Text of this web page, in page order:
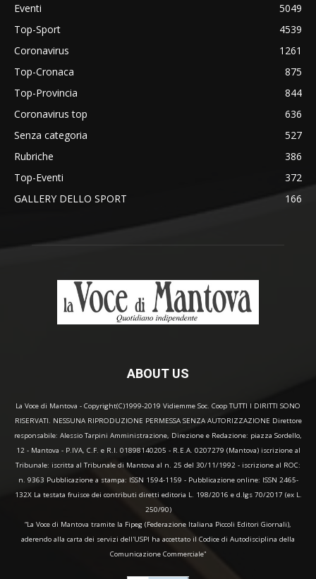
Eventi
5049
Top-Sport
4539
Coronavirus
1261
Top-Cronaca
875
Top-Provincia
844
Coronavirus top
636
Senza categoria
527
Rubriche
386
Top-Eventi
372
GALLERY DELLO SPORT
166
ABOUT US
La Voce di Mantova - Copyright(C)1999-2019 Vidiemme Soc. Coop TUTTI I DIRITTI SONO
RISERVATI. NESSUNA RIPRODUZIONE PERMESSA SENZA AUTORIZZAZIONE Direttore
responsabile: Alessio Tarpini Amministrazione, Direzione e Redazione: piazza Sordello,
12 - Mantova - P.IVA, C.F. e R.I. 01898140205 - R.E.A. 0207279 (Mantova) iscrizione al
Tribunale: iscritta al Tribunale di Mantova al n. 25 del 30/11/1992 - iscrizione al ROC:
n. 9363 Pubblicazione a stampa: ISSN 1594-1159 - Pubblicazione online: ISSN 2465-
132X La testata fruisce dei contributi diretti editoria L. 198/2016 e d.lgs 70/2017 (ex L.
250/90)
“La Voce di Mantova tramite la Fipeg (Federazione Italiana Piccoli Editori Giornali),
aderendo alla carta dei servizi dell'USPI ha accettato il Codice di Autodisciplina della
Comunicazione Commerciale"